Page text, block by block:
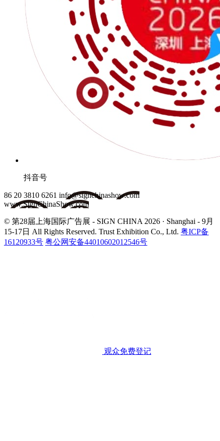
抖音号
86 20 3810 6261 info@signchinashow.com
www.SignChinaShow.com
© 第28届上海国际广告展 - SIGN CHINA 2026 · Shanghai - 9月
15-17日 All Rights Reserved. Trust Exhibition Co., Ltd. 粤ICP备
16120933号 粤公网安备44010602012546号
观众免费登记